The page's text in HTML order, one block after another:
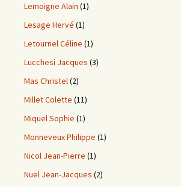
Lemoigne Alain (1)
Lesage Hervé (1)
Letournel Céline (1)
Lucchesi Jacques (3)
Mas Christel(2)
Millet Colette (11)
Miquel Sophie (1)
Monneveux Philippe (1)
Nicol Jean-Pierre (1)
Nuel Jean-Jacques (2)